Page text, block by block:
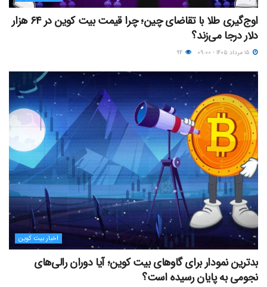
اوج‌گیری طلا با تقاضای چین؛ چرا قیمت بیت کوین در ۶۴ هزار
دلار درجا می‌زند؟
اخبار بیت کوین
بدترین نمودار برای گاوهای بیت کوین؛ آیا دوران رالی‌های
نجومی به پایان رسیده است؟